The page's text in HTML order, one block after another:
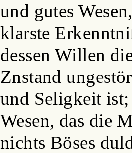
und gutes
klarste
dessen Willen
Znstand
und Seligkeit
Wesen, das die
nichts Böses